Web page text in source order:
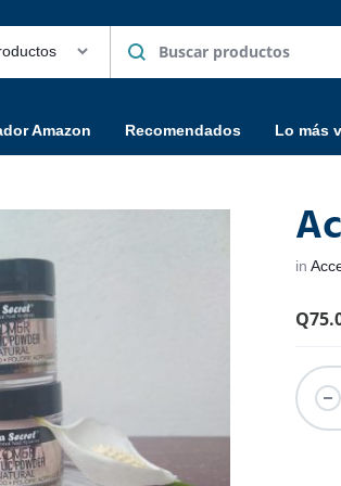
Amazon Recomendados Lo más
in
Q